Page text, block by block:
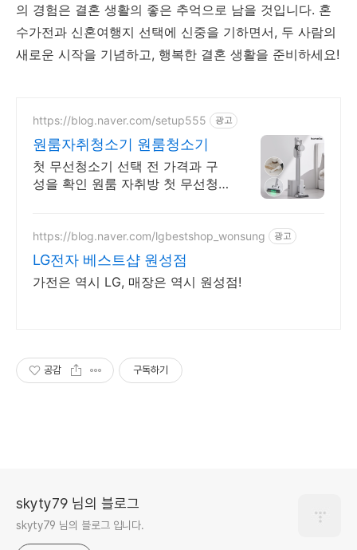
의 경험은 결혼 생활의 좋은 추억으로 남을 것입니다. 혼
수가전과 신혼여행지 선택에 신중을 기하면서, 두 사람의
새로운 시작을 기념하고, 행복한 결혼 생활을 준비하세요!
https://blog.naver.com/setup555 광고
원룸자취청소기 원룸청소기
첫 무선청소기 선택 전 가격과 구
성을 확인 원룸 자취방 첫 무선청
https://blog.naver.com/lgbestshop_wonsung 광고
LG전자 베스트샵 원성점
가전은 역시 LG, 매장은 역시 원성점!
공감 구독하기
skyty79 님의 블로그
skyty79 님의 블로그 입니다.